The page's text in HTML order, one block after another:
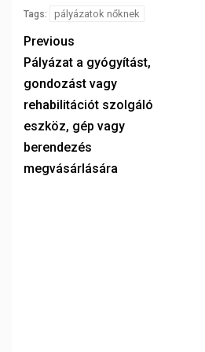
Tags: pályázatok nőknek
Previous
Pályázat a gyógyítást,
gondozást vagy
rehabilitációt szolgáló
eszköz, gép vagy
berendezés
megvásárlására